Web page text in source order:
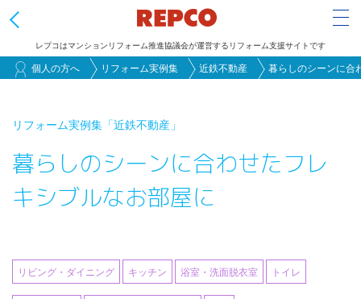
動
レプコはマンションリフォーム推進協議会が運営するリフォーム支援サイトです
個人の方へ リフォーム実例集 近鉄不動産 暮らしのシーンに合
リフォーム実例集 「近鉄不動産」
暮らしのシーンに合わせたフレ
キシブルなお部屋に
リビング・ダイニング キッチン 浴室・洗面脱衣室 トイレ